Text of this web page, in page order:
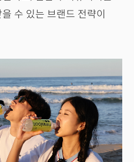
수 있는 브랜드 전략이